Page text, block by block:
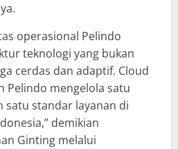
operasional Pelindo
teknologi yang bukan
cerdas dan adaptif. Cloud
Pelindo mengelola satu
satu standar layanan di
demikian
Ginting melalui